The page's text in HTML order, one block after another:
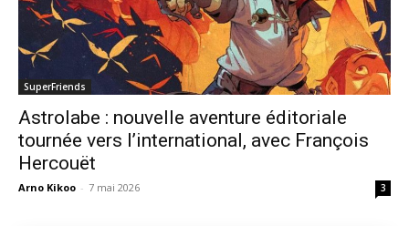
SuperFriends
Astrolabe : nouvelle aventure éditoriale
tournée vers l’international, avec François
Hercouët
Arno Kikoo - 7 mai 2026 3